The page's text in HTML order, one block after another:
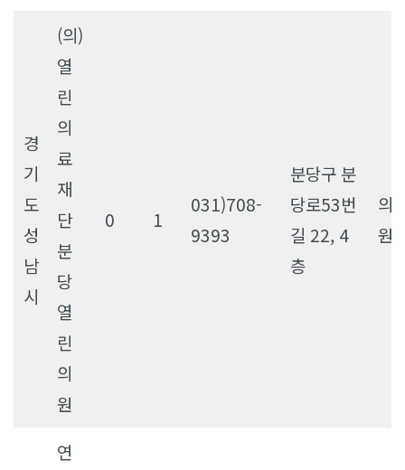
경
기
도
성
남
시
(의)
열
린
의
료
재
단
분
당
열
린
의
원
0 1
031)708-
9393
분당구 분
당로53번
길 22, 4
층
의
원
연